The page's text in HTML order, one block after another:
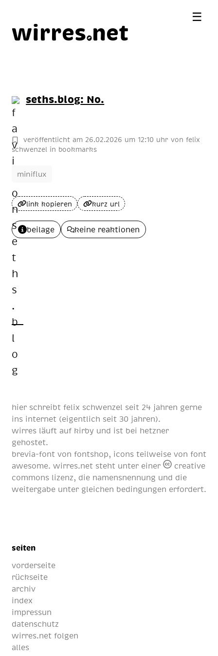
wirres net
seths.blog: No.
veröffentlicht am 26 02 2026 um 12:10 uhr vonfelix
schwenzel in bookmarks
miniflux
link kopieren kurz url
beilage keine reaktionen
hier schreibt felix schwenzel seit 24 jahren gerne
ins internet (eigentlich seit 30 jahren).
wirres läuft auf kirby und ist bei hetzner
gehostet.
brevia-font von fontshop, icons teilweise von font
awesome. wirres.net steht unter einer
creative
commons lizenz, die namensnennung und die
weitergabe unter gleichen bedingungen erfordert.
seiten
vorderseite
rückseite
archiv
index
impressun
datenschutz
wirres.net folgen
alles
☰